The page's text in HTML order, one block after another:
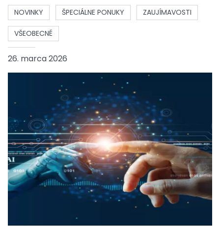
NOVINKY ŠPECIÁLNE PONUKY ZAUJÍMAVOSTI
VŠEOBECNÉ
26. marca 2026